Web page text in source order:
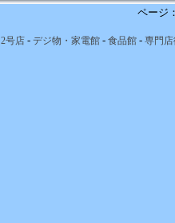
ページ
2号店 - デジ物・家電館 - 食品館 - 専門